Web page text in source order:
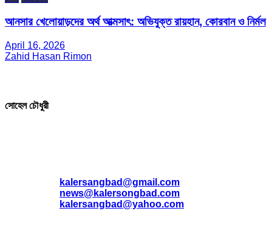
আনসার খেলোয়াড়দের অর্থ আত্মসাৎ: অভিযুক্ত রায়হান, কোরবান ও নির্মল
April 16, 2026
Zahid Hasan Rimon
সোহেল চৌধুরী
kalersangbad@gmail.com
news@kalersongbad.com
kalersangbad@yahoo.com